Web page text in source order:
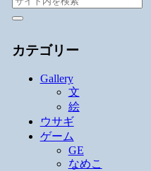
カテゴリー
Gallery
文
絵
ウサギ
ゲーム
GE
なめこ